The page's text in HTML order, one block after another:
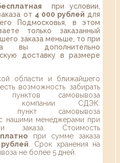
при условии,
от 4 000 рублей для
Подмосковья, в этом
только заказанный
заказа меньше, то при
вы дополнительно
доставку в размере
области и ближайшего
возможность забирать
самовывоза
компании СДЭК.
пункт самовывоза
нашими менеджерами при
заказа. Стоимость
при сумме заказа
. Срок хранения на
не более 5 дней.